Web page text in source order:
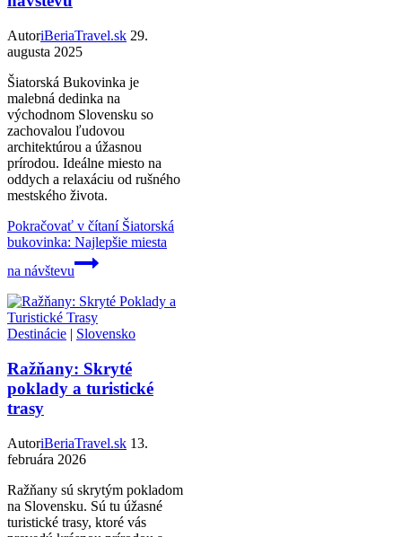
AutoriBeriaTravel.sk 29.
augusta 2025
Šiatorská Bukovinka je
malebná dedinka na
východnom Slovensku so
zachovalou ľudovou
architektúrou a úžasnou
prírodou. Ideálne miesto na
oddych a relaxáciu od rušného
mestského života.
Pokračovať v čítaníŠiatorská
bukovinka: Najlepšie miesta
na návštevu
Destinácie | Slovensko
Ražňany: Skryté
poklady a turistické
trasy
AutoriBeriaTravel.sk 13.
februára 2026
Ražňany sú skrytým pokladom
na Slovensku. Sú tu úžasné
turistické trasy, ktoré vás